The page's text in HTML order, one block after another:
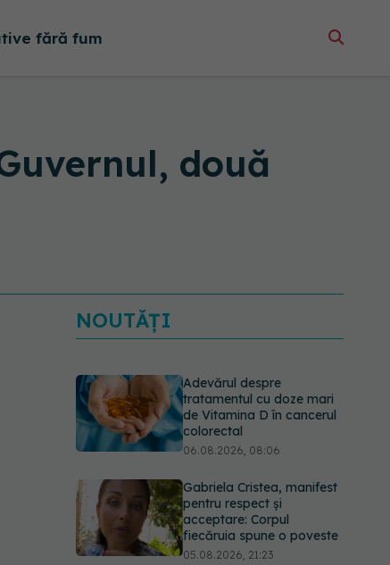
fără fum
două
NOUTĂȚI
Adevărul despre
tratamentul cu doze mari
de Vitamina D în cancerul
colorectal
06.08.2026, 08:06
Gabriela Cristea, manifest
pentru respect și
acceptare: Corpul
fiecăruia spune o poveste
05.08.2026, 21:23